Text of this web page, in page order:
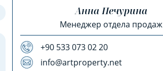
Анна Печурина
Менеджер отдела продаж
+90 533 073 02 20
info@artproperty.net